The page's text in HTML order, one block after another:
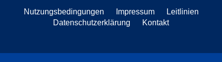
Nutzungsbedingungen Impressum
Leitlinien
Datenschutzerklärung
Kontakt